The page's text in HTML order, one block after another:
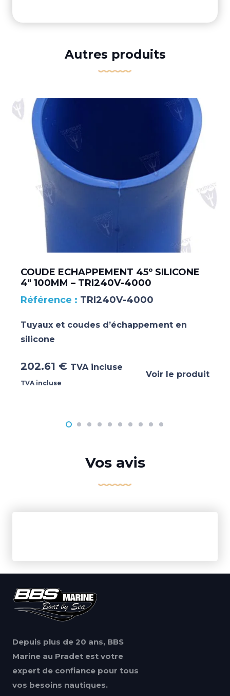
Autres produits
COUDE ECHAPPEMENT 45º SILICONE
4″ 100MM – TRI240V-4000
TRI240V-4000
Tuyaux et coudes d’échappement en
silicone
202.61 € TVA incluse
TVA incluse
Voir le produit
Vos avis
Depuis plus de 20 ans, BBS
Marine au Pradet est votre
expert de confiance pour tous
vos besoins nautiques.